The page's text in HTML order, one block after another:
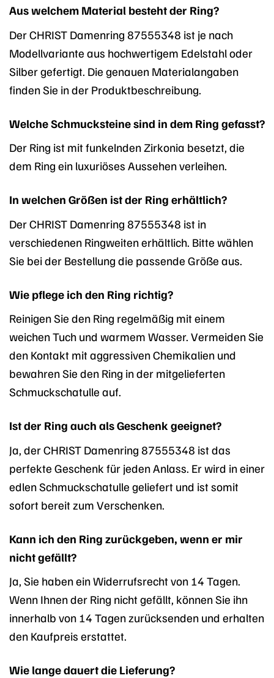
Aus welchem Material besteht der Ring?
Der CHRIST Damenring 87555348 ist je nach
Modellvariante aus hochwertigem Edelstahl oder
Silber gefertigt. Die genauen Materialangaben
finden Sie in der Produktbeschreibung.
Welche Schmucksteine sind in dem Ring gefasst?
Der Ring ist mit funkelnden Zirkonia besetzt, die
dem Ring ein luxuriöses Aussehen verleihen.
In welchen Größen ist der Ring erhältlich?
Der CHRIST Damenring 87555348 ist in
verschiedenen Ringweiten erhältlich. Bitte wählen
Sie bei der Bestellung die passende Größe aus.
Wie pflege ich den Ring richtig?
Reinigen Sie den Ring regelmäßig mit einem
weichen Tuch und warmem Wasser. Vermeiden Sie
den Kontakt mit aggressiven Chemikalien und
bewahren Sie den Ring in der mitgelieferten
Schmuckschatulle auf.
Ist der Ring auch als Geschenk geeignet?
Ja, der CHRIST Damenring 87555348 ist das
perfekte Geschenk für jeden Anlass. Er wird in einer
edlen Schmuckschatulle geliefert und ist somit
sofort bereit zum Verschenken.
Kann ich den Ring zurückgeben, wenn er mir
nicht gefällt?
Ja, Sie haben ein Widerrufsrecht von 14 Tagen.
Wenn Ihnen der Ring nicht gefällt, können Sie ihn
innerhalb von 14 Tagen zurücksenden und erhalten
den Kaufpreis erstattet.
Wie lange dauert die Lieferung?